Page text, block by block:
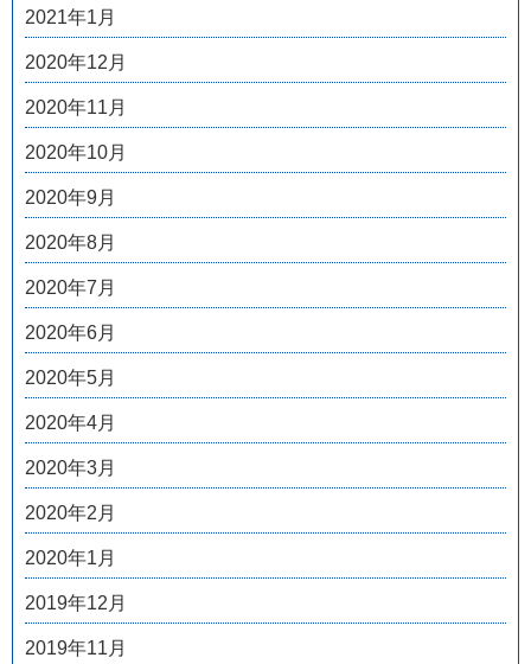
2021年1月
2020年12月
2020年11月
2020年10月
2020年9月
2020年8月
2020年7月
2020年6月
2020年5月
2020年4月
2020年3月
2020年2月
2020年1月
2019年12月
2019年11月